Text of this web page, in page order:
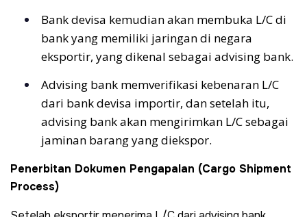
Bank devisa kemudian akan membuka L/C di
bank yang memiliki jaringan di negara
eksportir, yang dikenal sebagai advising bank.
Advising bank memverifikasi kebenaran L/C
dari bank devisa importir, dan setelah itu,
advising bank akan mengirimkan L/C sebagai
jaminan barang yang diekspor.
Penerbitan Dokumen Pengapalan (Cargo Shipment
Process)